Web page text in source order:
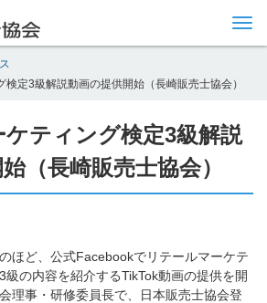
検定3級解説動画の提供開始（長崎販売士協会）
ケティング検定3級解説
（長崎販売士協会）
ほど、公式Facebookでリテールマーケテ
級の内容を紹介するTikTok動画の提供を開
理事・研修委員長で、日本販売士協会登